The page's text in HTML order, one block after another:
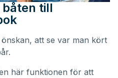
båten till
att se var man kört
här funktionen för att